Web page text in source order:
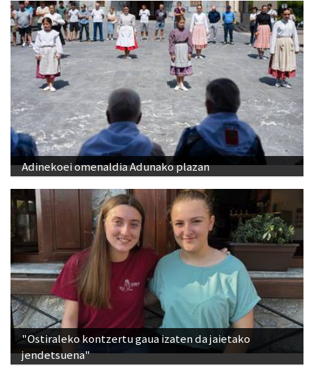
Adinekoei omenaldia Adunako plazan
"Ostiraleko kontzertu gaua izaten da jaietako
jendetsuena"